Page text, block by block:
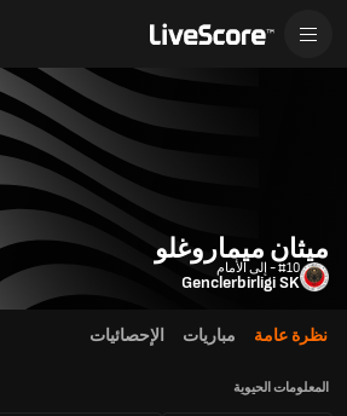
ميثان ميماروغلو
#10 - إلى الأمام
Genclerbirligi SK
نظرة عامة مباريات الإحصائيات
المعلومات الحيوية